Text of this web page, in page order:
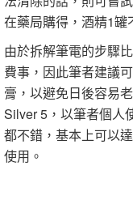
在藥局購得，酒精1罐
由於拆解筆電的步驟
費事，因此筆者建議
膏，以避免日後容易
Silver 5，以筆者個人
都不錯，基本上可以
使用。